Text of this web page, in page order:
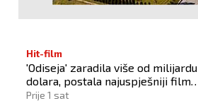
Hit-film
'Odiseja' zaradila više od milijardu
dolara, postala najuspješniji film
Christophera Nolana
Prije 1 sat